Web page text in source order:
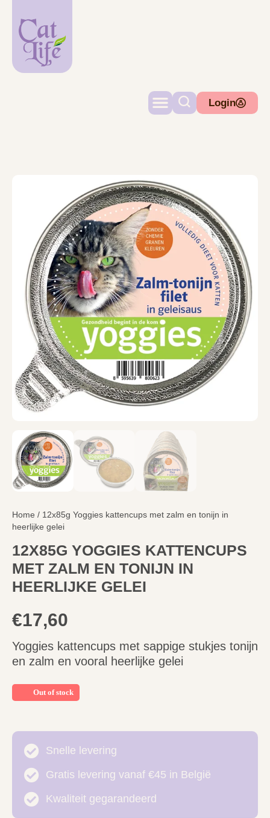
Login
Home / 12x85g Yoggies kattencups met zalm en tonijn in
heerlijke gelei
12X85G YOGGIES KATTENCUPS
MET ZALM EN TONIJN IN
HEERLIJKE GELEI
€17,60
Yoggies kattencups met sappige stukjes tonijn
en zalm en vooral heerlijke gelei
Out of stock
Snelle levering
Gratis levering vanaf €45 in België
Kwaliteit gegarandeerd